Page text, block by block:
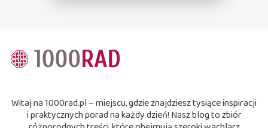
Witaj na 1000rad.pl – miejscu, gdzie znajdziesz tysiące inspiracji
i praktycznych porad na każdy dzień! Nasz blog to zbiór